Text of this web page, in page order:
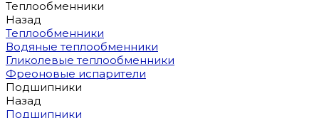
Теплообменники
Назад
Теплообменники
Водяные теплообменники
Гликолевые теплообменники
Фреоновые испарители
Подшипники
Назад
Подшипники